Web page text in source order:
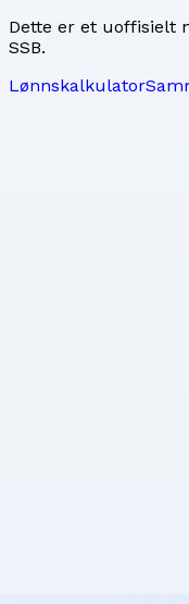
Dette er et uoffisielt
SSB.
Lønnskalkulator